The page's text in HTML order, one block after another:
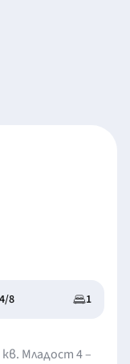
8 1
Младост 4 –